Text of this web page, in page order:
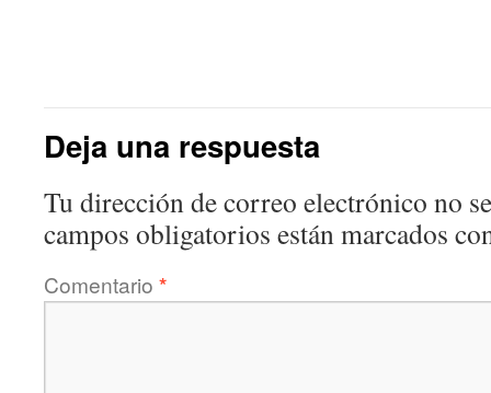
Deja una respuesta
Tu dirección de correo electrónico no
campos obligatorios están marcados
Comentario *